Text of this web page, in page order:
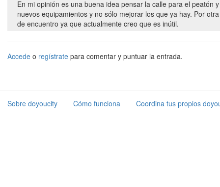
En mi opinión es una buena idea pensar la calle para el
nuevos equipamientos y no sólo mejorar los que ya hay. Por
de encuentro ya que actualmente creo que es inútil.
Accede o regístrate para comentar y puntuar la entrada.
Sobre doyoucity Cómo funciona Coordina tus propios